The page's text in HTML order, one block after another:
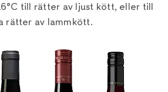
till rätter av ljust kött, eller till
rätter av lammkött.